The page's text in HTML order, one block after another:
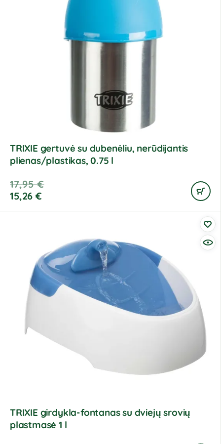
TRIXIE gertuvė su dubenėliu, nerūdijantis
plienas/plastikas, 0.75 l
17,95€
15,26 €
TRIXIE girdykla-fontanas su dviejų srovių
plastmasė 1 l